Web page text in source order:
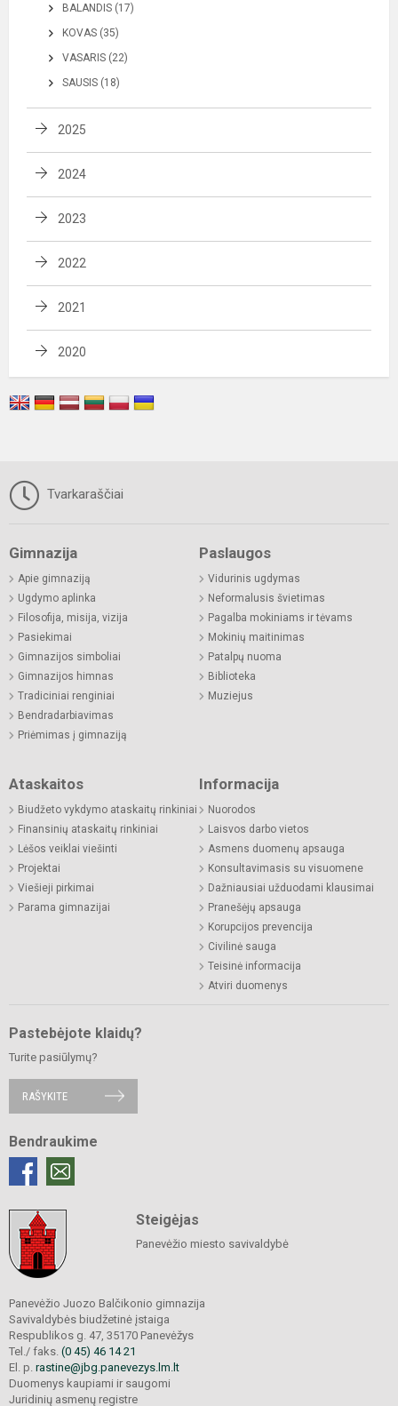
BALANDIS (17)
KOVAS (35)
VASARIS (22)
SAUSIS (18)
2025
2024
2023
2022
2021
2020
Tvarkaraščiai
Gimnazija
Apie gimnaziją
Ugdymo aplinka
Filosofija, misija, vizija
Pasiekimai
Gimnazijos simboliai
Gimnazijos himnas
Tradiciniai renginiai
Bendradarbiavimas
Priėmimas į gimnaziją
Paslaugos
Vidurinis ugdymas
Neformalusis švietimas
Pagalba mokiniams ir tėvams
Mokinių maitinimas
Patalpų nuoma
Biblioteka
Muziejus
Ataskaitos
Biudžeto vykdymo ataskaitų rinkiniai
Finansinių ataskaitų rinkiniai
Lėšos veiklai viešinti
Projektai
Viešieji pirkimai
Parama gimnazijai
Informacija
Nuorodos
Laisvos darbo vietos
Asmens duomenų apsauga
Konsultavimasis su visuomene
Dažniausiai užduodami klausimai
Pranešėjų apsauga
Korupcijos prevencija
Civilinė sauga
Teisinė informacija
Atviri duomenys
Pastebėjote klaidų?
Turite pasiūlymų?
RAŠYKITE
Bendraukime
Steigėjas
Panevėžio miesto savivaldybė
Panevėžio Juozo Balčikonio gimnazija
Savivaldybės biudžetinė įstaiga
Respublikos g. 47, 35170 Panevėžys
Tel./ faks. (0 45) 46 14 21
El. p. rastine@jbg.panevezys.lm.lt
Duomenys kaupiami ir saugomi
Juridinių asmenų registre